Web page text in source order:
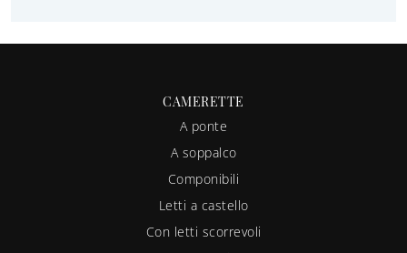
CAMERETTE
A ponte
A soppalco
Componibili
Letti a castello
Con letti scorrevoli